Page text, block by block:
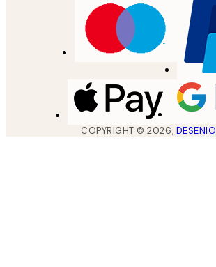
COPYRIGHT ©2026, DESENIO